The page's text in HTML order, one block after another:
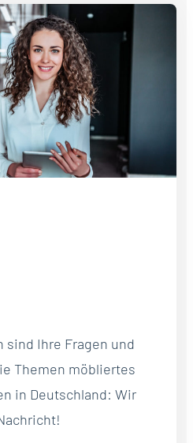
sind Ihre Fragen und
Themen möbliertes
in Deutschland: Wir